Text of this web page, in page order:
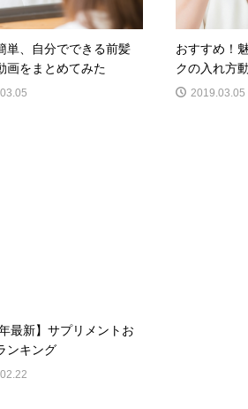
単、自分でできる前髪
画をまとめてみた
おすすめ！
クの入れ方
2019.03.05
年最新】サプリメントお
ンキング